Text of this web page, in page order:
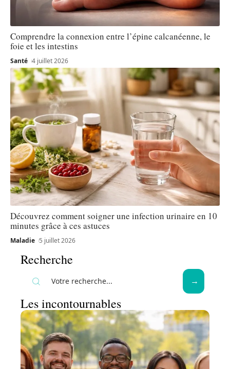
Comprendre la connexion entre l’épine calcanéenne, le
foie et les intestins
Santé 4 juillet 2026
Découvrez comment soigner une infection urinaire en 10
minutes grâce à ces astuces
Maladie 5 juillet 2026
Recherche
Les incontournables